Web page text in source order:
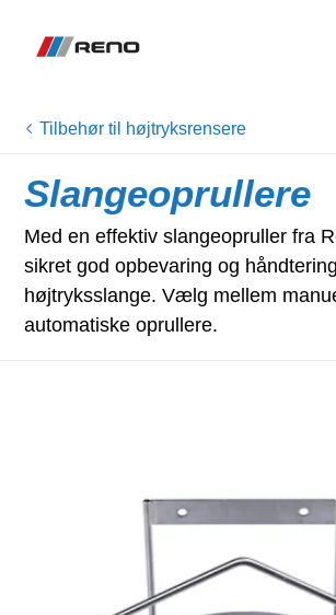
Tilbehør til højtryksrensere
Slangeoprullere
Med en effektiv slangeopruller fra
sikret god opbevaring og
højtryksslange. Vælg mellem
automatiske oprullere.